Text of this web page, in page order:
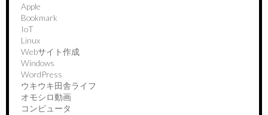
Apple
Bookmark
IoT
Linux
Webサイト作成
Windows
WordPress
ウキウキ田舎ライフ
オモシロ動画
コンピュータ